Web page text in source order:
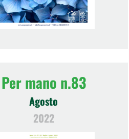
Per mano n.83
Agosto
2022